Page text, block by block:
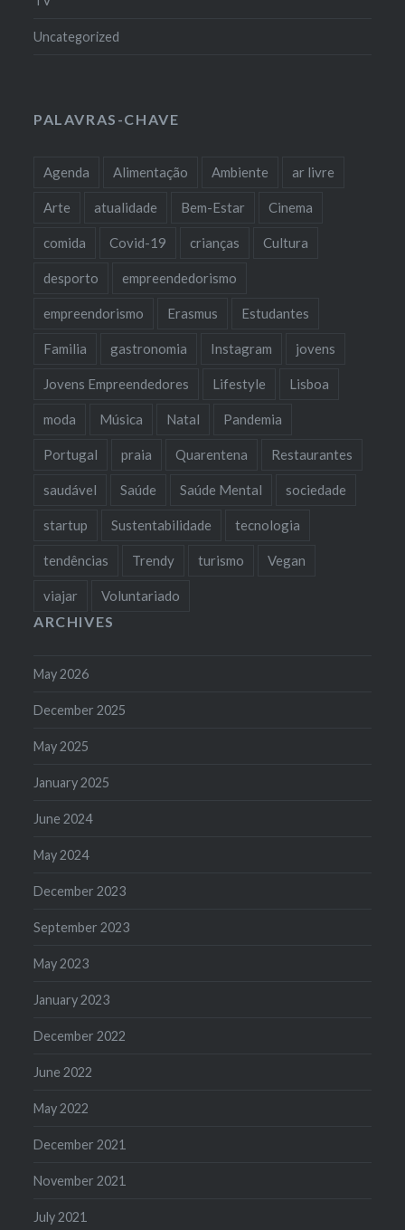
Uncategorized
PALAVRAS-CHAVE
Agenda Alimentação Ambiente ar livre
Arte atualidade Bem-Estar Cinema
comida Covid-19 crianças Cultura
desporto empreendedorismo
empreendorismo Erasmus Estudantes
Familia gastronomia Instagram jovens
Jovens Empreendedores Lifestyle Lisboa
moda Música Natal Pandemia
Portugal praia Quarentena Restaurantes
saudável Saúde Saúde Mental sociedade
startup Sustentabilidade tecnologia
tendências Trendy turismo Vegan
viajar Voluntariado
ARCHIVES
May 2026
December 2025
May 2025
January 2025
June 2024
May 2024
December 2023
September 2023
May 2023
January 2023
December 2022
June 2022
May 2022
December 2021
November 2021
July 2021